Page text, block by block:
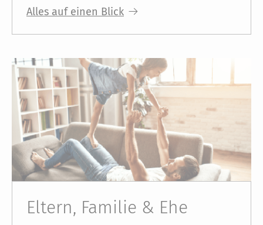
Alles auf einen Blick
Eltern, Familie & Ehe